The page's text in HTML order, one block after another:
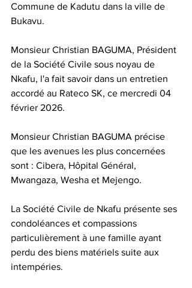
Commune de Kadutu dans la ville de
Bukavu.
Monsieur Christian BAGUMA, Président
de la Société Civile sous noyau de
Nkafu, l'a fait savoir dans un entretien
accordé au Rateco SK, ce mercredi 04
février 2026.
Monsieur Christian BAGUMA précise
que les avenues les plus concernées
sont : Cibera, Hôpital Général,
Mwangaza, Wesha et Mejengo.
La Société Civile de Nkafu présente ses
condoléances et compassions
particulièrement à une famille ayant
perdu des biens matériels suite aux
intempéries.